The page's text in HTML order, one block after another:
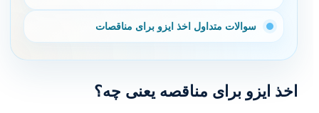
سوالات متداول اخذ ایزو برای مناقصات
اخذ ایزو برای مناقصه یعنی چه؟